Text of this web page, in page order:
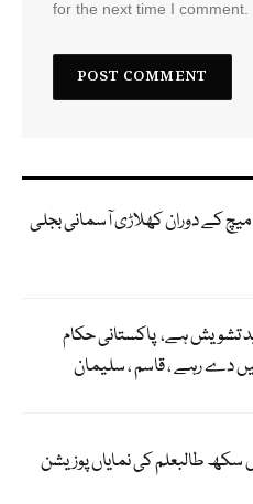
for the next time I comment.
میچ کے دوران کھلاڑی آسمانی بجلی
تشویش ہے، پاکستانی حکام
دے رہے ، قاسم ، سلیمان
سکھ طالبعلم کی نمایاں پوزیشن